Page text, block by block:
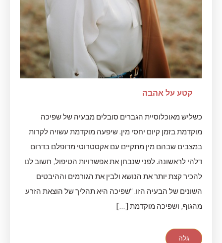
קטע על אהבה
כשליש מאוכלוסיית הגברים סובלים מבעיה של שפיכה
מוקדמת בזמן קיום יחסי מין. שיפעה מוקדמת עשויה לקרות
במצבים שבהם מין מתקיים עם אקסטרוטי מדופלם בדרום
דלהי לראשונה. לפני שנבחן את אפשרויות הטיפול, חשוב לנו
להכיר קצת יותר את הנושא ולבין את הגורמים וההיבטים
השונים של הבעיה הזו. “שפיכה היא תהליך של הוצאת הזרע
מהגוף, ושפיכה מוקדמת […]
גלה